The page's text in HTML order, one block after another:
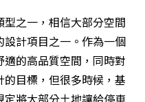
之一，相信大部分空間
計項目之一。作為一個
的高品質空間，同時對
目標，但很多時候，基
將大部分土地讓給停車